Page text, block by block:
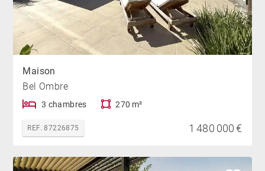
Maison
Bel Ombre
3 chambres 270 m²
REF. 87226875 1 480 000 €